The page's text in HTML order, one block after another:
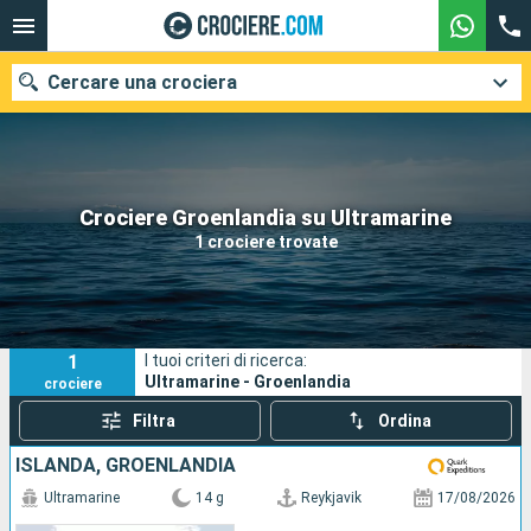
Crociere Groenlandia su Ultramarine
1 crociere trovate
Cercare una crociera
Le nostre destinazioni
Mesi di partenza
Porti Compagnie
Ricerca
1
crociere
I tuoi criteri di ricerca:
Ultramarine - Groenlandia
Filtra Ordina
ISLANDA, GROENLANDIA
Ultramarine 14 g Reykjavik 17/08/2026